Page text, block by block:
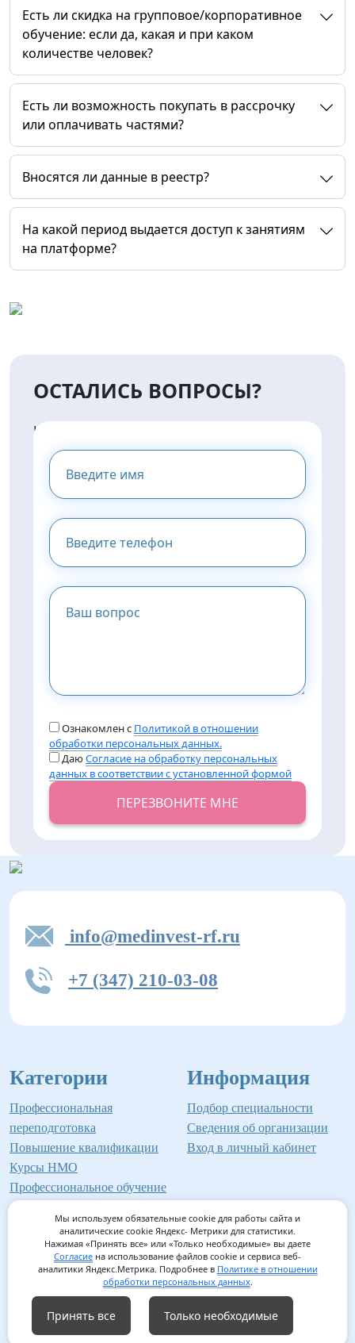
Есть ли скидка на групповое/корпоративное
обучение: если да, какая и при каком
количестве человек?
Есть ли возможность покупать в рассрочку
или оплачивать частями?
Вносятся ли данные в реестр?
На какой период выдается доступ к занятиям
на платформе?
ОСТАЛИСЬ ВОПРОСЫ?
НАПИШИТЕ НАМ И МЫ
ПРЕДОСТАВИМ ВАМ
КОНСУЛЬТАЦИЮ
Ознакомлен с Политикой в отношении
обработки персональных данных.
ДаюСогласие на обработку персональных
данных в соответствии с установленной формой
ПЕРЕЗВОНИТЕ МНЕ
info@medinvest-rf.ru
+7 (347) 210-03-08
Категории
Профессиональная
переподготовка
Повышение квалификации
Курсы НМО
Профессиональное обучение
Информация
Подбор специальности
Сведения об организации
Вход в личный кабинет
©2026 Институт профессионального образования
Мед-Инвест
Согласие на обработку персональных данных/Согласие на
использование файлов cookie/Политика обработки
Мы используем обязательные cookie для работы сайта и
аналитические cookie Яндекс- Метрики для статистики.
Нажимая «Принять все» или «Только необходимые» вы даете
Согласие на использование файлов cookie и сервиса веб-
аналитики Яндекс.Метрика. Подробнее в Политике в отношении
обработки персональных данных.
Принять все Только необходимые